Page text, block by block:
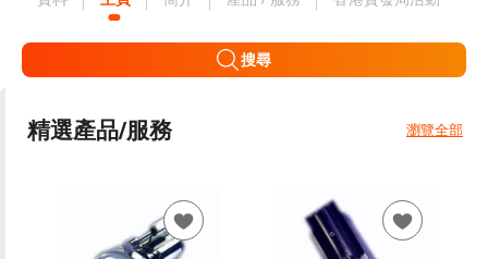
搜尋
精選產品/服務 瀏覽全部